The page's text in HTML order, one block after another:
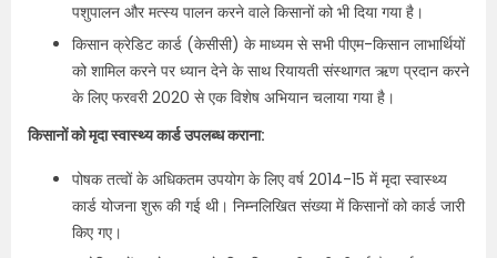
पशुपालन और मत्स्य पालन करने वाले किसानों को भी दिया गया है।
किसान क्रेडिट कार्ड (केसीसी) के माध्यम से सभी पीएम-किसान लाभार्थियों
को शामिल करने पर ध्यान देने के साथ रियायती संस्थागत ऋण प्रदान करने
के लिए फरवरी 2020 से एक विशेष अभियान चलाया गया है।
किसानों को मृदा स्वास्थ्य कार्ड उपलब्ध कराना:
पोषक तत्वों के अधिकतम उपयोग के लिए वर्ष 2014-15 में मृदा स्वास्थ्य
कार्ड योजना शुरू की गई थी। निम्‍नलिखित संख्‍या में किसानों को कार्ड जारी
किए गए।